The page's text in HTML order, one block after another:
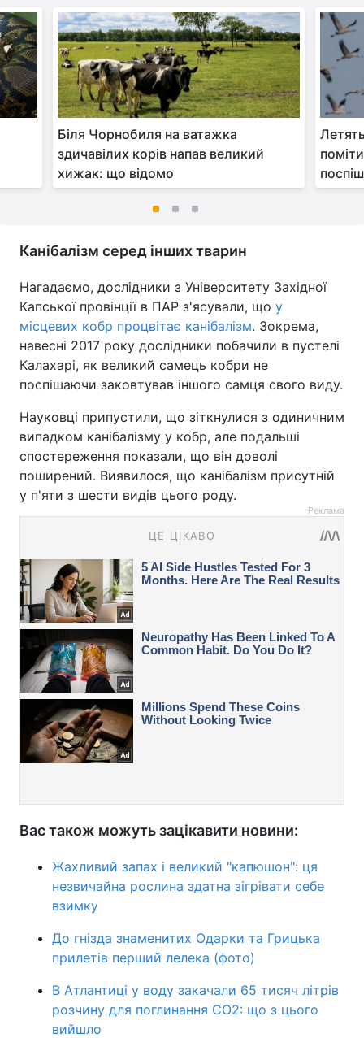
Біля Чорнобиля на ватажка
здичавілих корів напав великий
хижак: що відомо
Канібалізм серед інших тварин
Нагадаємо, дослідники з Університету Західної
Капської провінції в ПАР з'ясували, що у
місцевих кобр процвітає канібалізм. Зокрема,
навесні 2017 року дослідники побачили в пустелі
Калахарі, як великий самець кобри не
поспішаючи заковтував іншого самця свого виду.
Науковці припустили, що зіткнулися з одиничним
випадком канібалізму у кобр, але подальші
спостереження показали, що він доволі
поширений. Виявилося, що канібалізм присутній
у п'яти з шести видів цього роду.
Реклама
Вас також можуть зацікавити новини:
Жахливий запах і великий "капюшон": ця
незвичайна рослина здатна зігрівати себе
взимку
До гнізда знаменитих Одарки та Грицька
прилетів перший лелека (фото)
В Атлантиці у воду закачали 65 тисяч літрів
розчину для поглинання CO2: що з цього
вийшло